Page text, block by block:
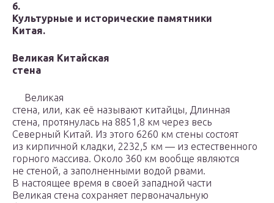
6.
Культурные и исторические памятники
Китая.
Великая Китайская
стена
Великая
стена, или, как её называют китайцы, Длинная
стена, протянулась на 8851,8 км через весь
Северный Китай. Из этого 6260 км стены состоят
из кирпичной кладки, 2232,5 км — из естественного
горного массива. Около 360 км вообще являются
не стеной, а заполненными водой рвами.
В настоящее время в своей западной части
Великая стена сохраняет первоначальную